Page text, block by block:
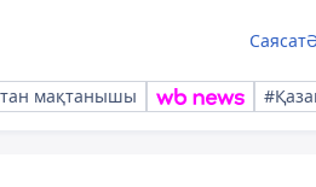
Саясат
мақтанышы